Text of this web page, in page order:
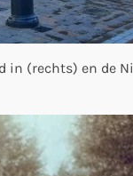
in (rechts) en de